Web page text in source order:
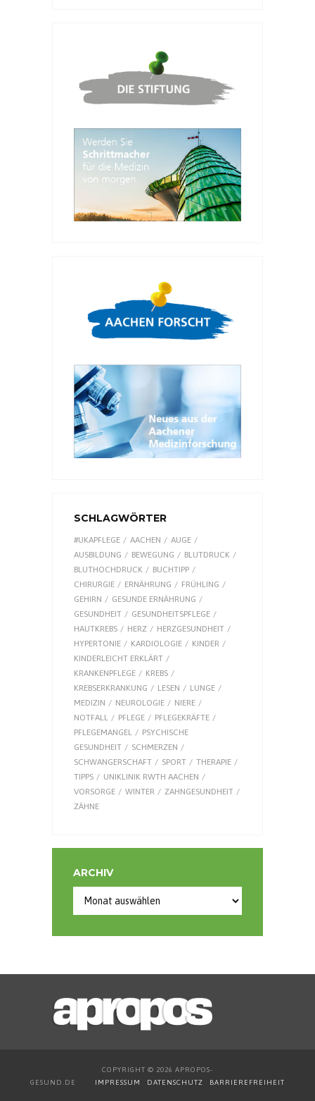
SCHLAGWÖRTER
#UKAPFLEGE AACHEN
AUGE
AUSBILDUNG
BEWEGUNG
BLUTDRUCK
BLUTHOCHDRUCK
BUCHTIPP
CHIRURGIE
ERNÄHRUNG
FRÜHLING
GEHIRN
GESUNDE ERNÄHRUNG
GESUNDHEIT
GESUNDHEITSPFLEGE
HAUTKREBS
HERZ
HERZGESUNDHEIT
HYPERTONIE
KARDIOLOGIE
KINDER
KINDERLEICHT ERKLÄRT
KRANKENPFLEGE
KREBS
KREBSERKRANKUNG
LESEN
LUNGE
MEDIZIN
NEUROLOGIE
NIERE
NOTFALL
PFLEGE
PFLEGEKRÄFTE
PFLEGEMANGEL
PSYCHISCHE
GESUNDHEIT
SCHMERZEN
SCHWANGERSCHAFT
SPORT
THERAPIE
TIPPS
UNIKLINIK RWTH AACHEN
VORSORGE
WINTER
ZAHNGESUNDHEIT
ZÄHNE
ARCHIV
COPYRIGHT © 2026 APROPOS-
GESUND.DE IMPRESSUM DATENSCHUTZ BARRIEREFREIHEIT